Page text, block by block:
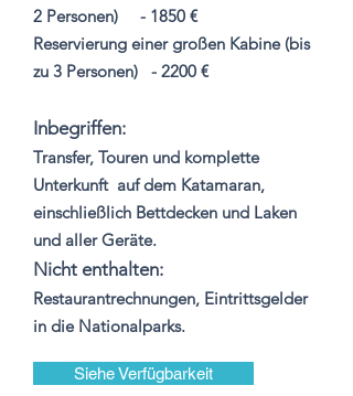
2 Personen)
- 1850 €
Reservierung einer großen Kabine (bis
zu 3 Personen)
- 2200 €
Inbegriffen:
Transfer, Touren und komplette
Unterkunft auf dem Katamaran,
einschließlich Bettdecken und Laken
und aller Geräte.
Nicht enthalten:
Restaurantrechnungen, Eintrittsgelder
in die Nationalparks.
Siehe Verfügbarkeit